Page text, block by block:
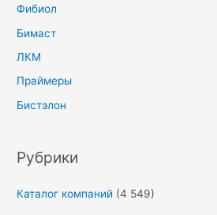
Фибиол
Бимаст
ЛКМ
Праймеры
Бистэлон
Рубрики
Каталог компаний (4 549)